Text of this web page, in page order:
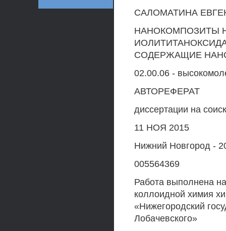
САЛОМАТИНА
НАНОКОМПОЗИТЫ
СОДЕРЖАЩИЕ
02.00.06 -
АВТОРЕФЕРАТ
диссертации на
11 НОЯ 2015
Нижний Новгород -
005564369
Работа выполнена
коллоидной химия
«Нижегородский
Лобачевского»